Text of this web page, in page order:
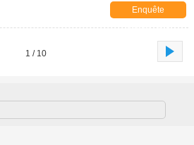
Enquête
maintenant
1 / 10